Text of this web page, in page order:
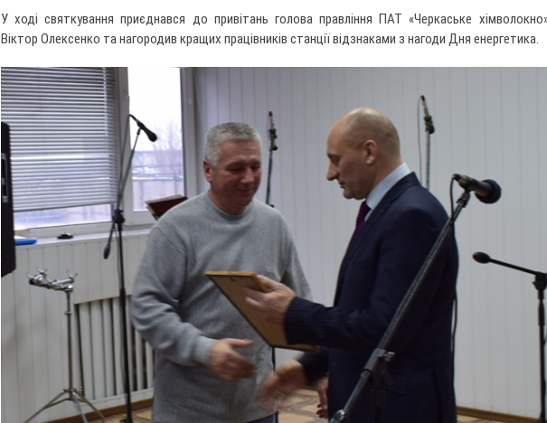
У ході святкування приєднався до привітань голова правління ПАТ «Черкаське
Віктор Олексенко та нагородив кращих працівників станції відзнаками з нагоди Дня енергетика.